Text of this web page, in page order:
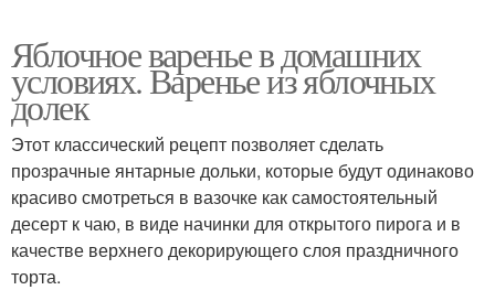
Яблочное варенье в домашних
условиях. Варенье из яблочных
долек
Этот классический рецепт позволяет сделать
прозрачные янтарные дольки, которые будут одинаково
красиво смотреться в вазочке как самостоятельный
десерт к чаю, в виде начинки для открытого пирога и в
качестве верхнего декорирующего слоя праздничного
торта.